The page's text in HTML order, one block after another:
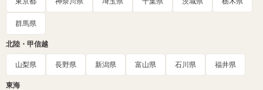
群馬県
北陸・甲信越
山梨県 長野県 新潟県 富山県 石川県 福井県
東海